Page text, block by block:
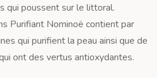
qui poussent sur le littoral.
Purifiant Nominoë contient par
qui purifient la peau ainsi que de
ont des vertus antioxydantes.